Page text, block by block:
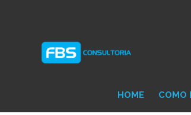
Protheus
TOTVS
HOME COMO